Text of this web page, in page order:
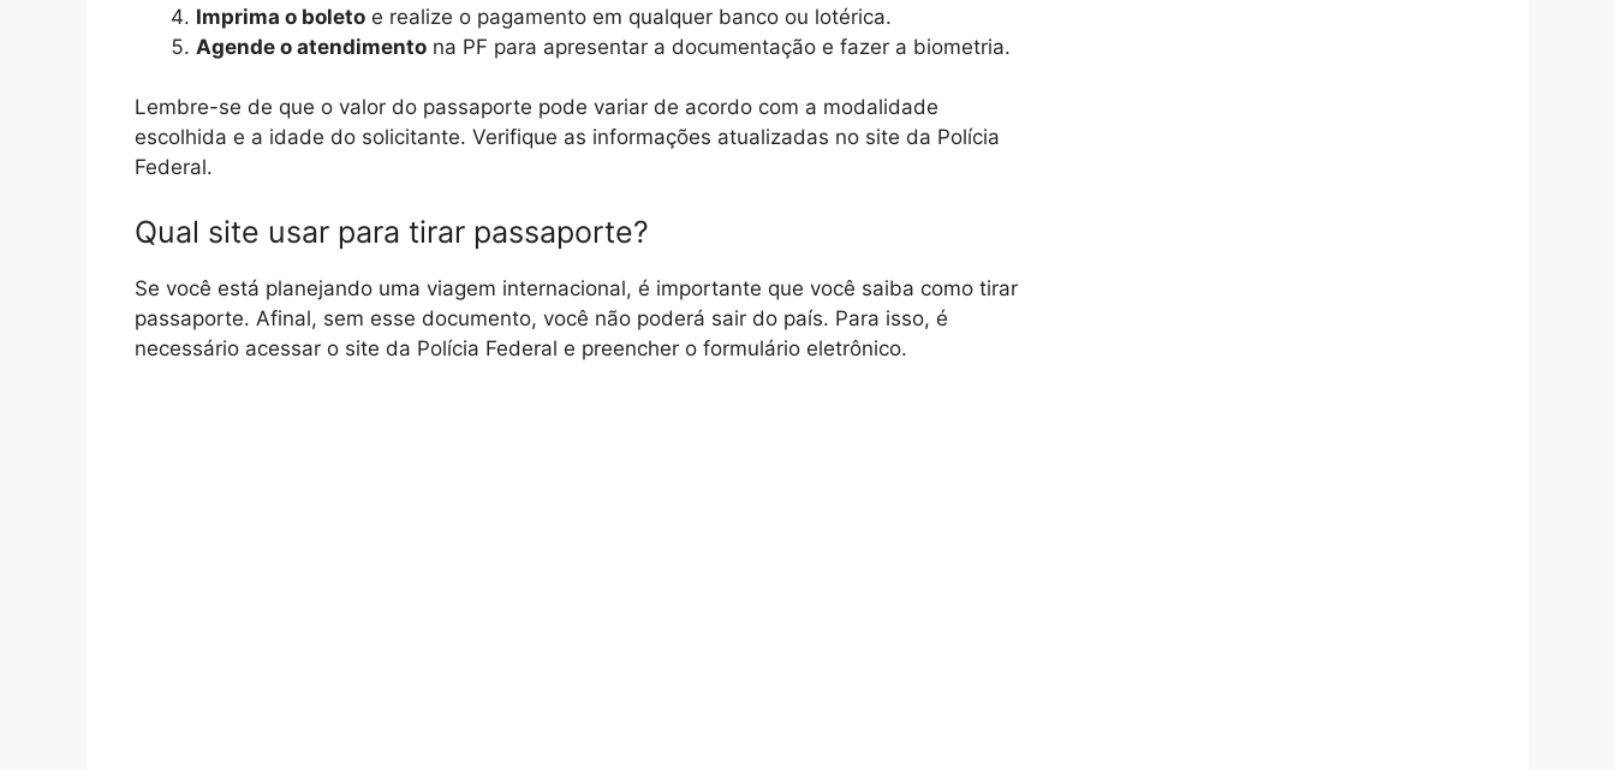
Imprima o boleto e realize o pagamento em qualquer banco ou lotérica.
Agende o atendimento na PF para apresentar a documentação e fazer a biometria.
Lembre-se de que o valor do passaporte pode variar de acordo com a modalidade
escolhida e a idade do solicitante. Verifique as informações atualizadas no site da Polícia
Federal.
Qual site usar para tirar passaporte?
Se você está planejando uma viagem internacional, é importante que você saiba como tirar
passaporte. Afinal, sem esse documento, você não poderá sair do país. Para isso, é
necessário acessar o site da Polícia Federal e preencher o formulário eletrônico.